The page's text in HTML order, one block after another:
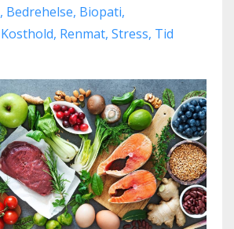
Bedrehelse Biopati
Kosthold Renmat Stress Tid